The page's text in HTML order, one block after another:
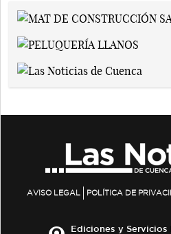
AVISO LEGAL POLÍTICA DE
Ediciones y Servicios